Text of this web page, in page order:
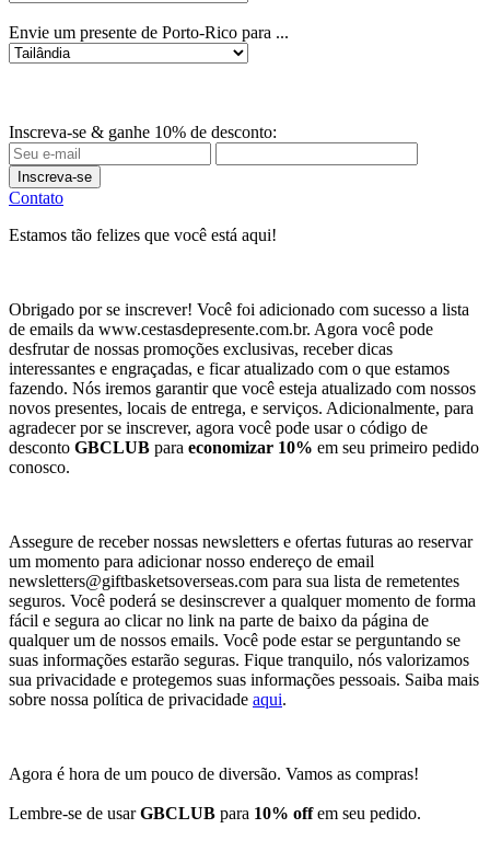
Envie um presente de Porto-Rico para ...
Inscreva-se & ganhe 10% de desconto:
Inscreva-se
Contato
Estamos tão felizes que você está aqui!
Obrigado por se inscrever! Você foi adicionado com sucesso a lista
de emails da www.cestasdepresente.com.br. Agora você pode
desfrutar de nossas promoções exclusivas, receber dicas
interessantes e engraçadas, e ficar atualizado com o que estamos
fazendo. Nós iremos garantir que você esteja atualizado com nossos
novos presentes, locais de entrega, e serviços. Adicionalmente, para
agradecer por se inscrever, agora você pode usar o código de
desconto GBCLUB para economizar 10% em seu primeiro pedido
conosco.
Assegure de receber nossas newsletters e ofertas futuras ao reservar
um momento para adicionar nosso endereço de email
newsletters@giftbasketsoverseas.com para sua lista de remetentes
seguros. Você poderá se desinscrever a qualquer momento de forma
fácil e segura ao clicar no link na parte de baixo da página de
qualquer um de nossos emails. Você pode estar se perguntando se
suas informações estarão seguras. Fique tranquilo, nós valorizamos
sua privacidade e protegemos suas informações pessoais. Saiba mais
sobre nossa política de privacidade aqui.
Agora é hora de um pouco de diversão. Vamos as compras!
Lembre-se de usarGBCLUB para 10% offem seu pedido.